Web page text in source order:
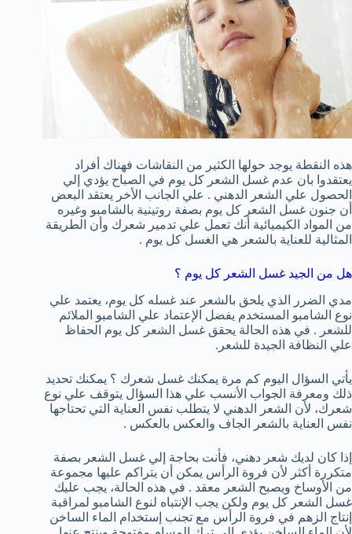
هذه النقطة يوجد حولها الكثير من النقاشات فهناك أفراد
يعتقدوا بان عدم غسل الشعر كل يوم في الصباح يؤدي إلي
الحصول علي الشعر الدهني . علي الجانب الأخر يعتقد البعض
أن جنون غسل الشعر كل يوم بصفة روتينية بالشامبو وغيره
من المواد الكيميائية أنك تعمل علي تدمير شعرك وأن الطريقة
المثالية للعناية بالشعر هي الغسل كل يوم .
هل من الجيد غسل الشعر كل يوم ؟
مدي الضرر الذي يلحق بالشعر عند غسله كل يوم، يعتمد علي
نوع الشامبو المستخدم يفضل الإعتماد علي الشامبو الملائم
للشعر . في هذه الحالة يحقق غسل الشعر كل يوم الحفاظ
علي النظافة الجيدة للشعر.
يأتي السؤال اليوم كم مرة يمكنك غسل شعرك ؟ يمكنك تحديد
ذلك ومعرفة الجواب الأنسب علي هذا السؤال يتوقف علي نوع
شعرك، لأن الشعر الدهني لا يتطلب نفس العناية التي تحتاجها
نفس العناية بالشعر الجاف والعكس بالعكس .
إذا كان لديك شعر دهني، فأنت بحاجة إلي غسل الشعر بصفة
متكررة أكثر لأن فروة الرأس يمكن أن يتراكم عليها مجموعة
من الأوساخ ويصبح الشعر معقد . في هذه الحالة، يجب عليك
غسل الشعر كل يوم ولكن يجب الإنتباه لنوع الشامبو لمراقبة
إنتاج الزهم في فروة الرأس مع تجنب إستخدام الماء الساخن